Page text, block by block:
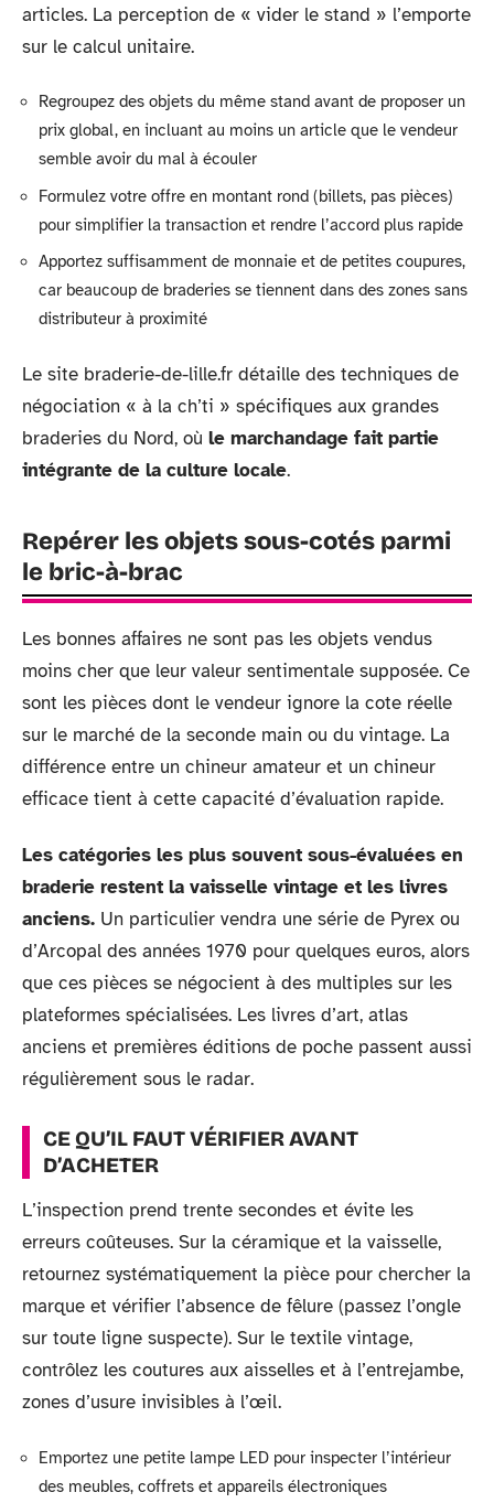
articles. La perception de « vider le stand » l’emporte
sur le calcul unitaire.
Regroupez des objets du même stand avant de proposer un
prix global, en incluant au moins un article que le vendeur
semble avoir du mal à écouler
Formulez votre offre en montant rond (billets, pas pièces)
pour simplifier la transaction et rendre l’accord plus rapide
Apportez suffisamment de monnaie et de petites coupures,
car beaucoup de braderies se tiennent dans des zones sans
distributeur à proximité
Le site braderie-de-lille.fr détaille des techniques de
négociation « à la ch’ti » spécifiques aux grandes
braderies du Nord, où le marchandage fait partie
intégrante de la culture locale.
Repérer les objets sous-cotés parmi
le bric-à-brac
Les bonnes affaires ne sont pas les objets vendus
moins cher que leur valeur sentimentale supposée. Ce
sont les pièces dont le vendeur ignore la cote réelle
sur le marché de la seconde main ou du vintage. La
différence entre un chineur amateur et un chineur
efficace tient à cette capacité d’évaluation rapide.
Les catégories les plus souvent sous-évaluées en
braderie restent la vaisselle vintage et les livres
anciens. Un particulier vendra une série de Pyrex ou
d’Arcopal des années 1970 pour quelques euros, alors
que ces pièces se négocient à des multiples sur les
plateformes spécialisées. Les livres d’art, atlas
anciens et premières éditions de poche passent aussi
régulièrement sous le radar.
CE QU’IL FAUT VÉRIFIER AVANT
D’ACHETER
L’inspection prend trente secondes et évite les
erreurs coûteuses. Sur la céramique et la vaisselle,
retournez systématiquement la pièce pour chercher la
marque et vérifier l’absence de fêlure (passez l’ongle
sur toute ligne suspecte). Sur le textile vintage,
contrôlez les coutures aux aisselles et à l’entrejambe,
zones d’usure invisibles à l’œil.
Emportez une petite lampe LED pour inspecter l’intérieur
des meubles, coffrets et appareils électroniques